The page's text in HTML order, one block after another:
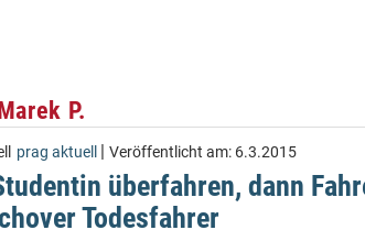
P.
prag aktuell | Veröffentlicht am: 6.3.2015
überfahren, dann
Todesfahrer